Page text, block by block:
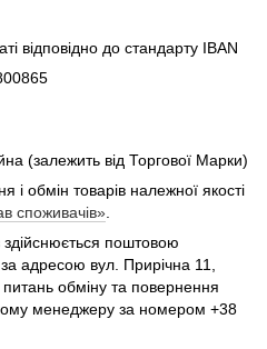
відповідно до стандарту IBAN
(залежить від Торгової Марки)
і обмін товарів належної якості
споживачів»
поштовою
адресою вул. Прирічна 11,
обміну та повернення
менеджеру за номером +38